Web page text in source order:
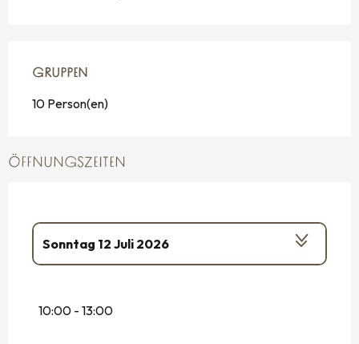
GRUPPEN
GRUPPEN
10 Person(en)
ÖFFNUNGSZEITEN
Sonntag 12 Juli 2026
10:00 - 13:00